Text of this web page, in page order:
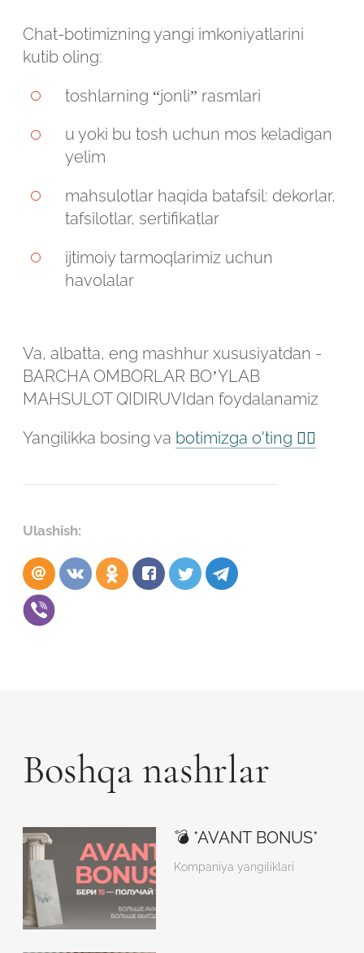
Chat-botimizning yangi imkoniyatlarini
kutib oling:
toshlarning “jonli” rasmlari
u yoki bu tosh uchun mos keladigan
yelim
mahsulotlar haqida batafsil: dekorlar,
tafsilotlar, sertifikatlar
ijtimoiy tarmoqlarimiz uchun
havolalar
Va, albatta, eng mashhur xususiyatdan -
BARCHA OMBORLAR BO’YLAB
MAHSULOT QIDIRUVIdan foydalanamiz
Yangilikka bosing va botimizga o'ting 👆🏻
Ulashish:
Boshqa nashrlar
💣 *AVANT BONUS*
Kompaniya yangiliklari
Robot emasligingizni tasdiqlang
ARIZANI YUBORISH
Robot emasligingizni tasdiqlang
LOYIHANI YUBORISH
Robot emasligingizni tasdiqlang
YUBORISH